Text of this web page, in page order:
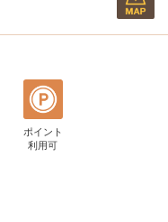
ポイント
利用可